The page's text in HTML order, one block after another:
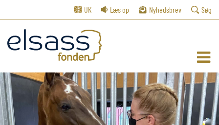
UK Læs op Nyhedsbrev Søg